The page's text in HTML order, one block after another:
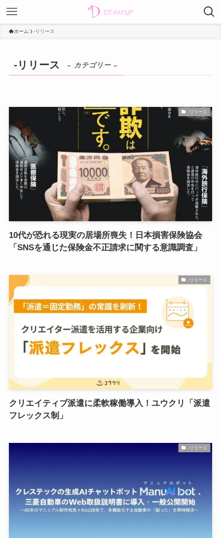
ホーム -リリース
-リリース – カテゴリー –
-リリース
10代が恐れる現実の居場所喪失！日本損害保険協会
「SNSを通じた保険金不正請求に関する意識調査」
-リリース
クリエイティブ派遣に柔軟稼働導入！ユウクリ「派遣
フレックス制」
-リリース